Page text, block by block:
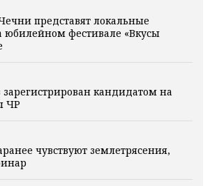
представят локальные
юбилейном фестивале «Вкусы
кандидатом на
ЧР
чувствуют землетрясения,